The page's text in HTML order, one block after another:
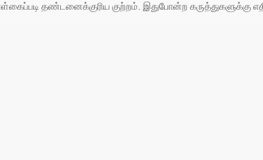
தண்டனைக்குரிய குற்றம். இதுபோன்ற கருத்துகளுக்கு